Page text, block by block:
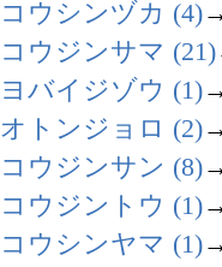
コウシンヅカ (4)
コウジンサマ (21)
ヨバイジゾウ (1)
オトンジョロ (2)
コウジンサン (8)
コウジントウ (1)
コウシンヤマ (1)